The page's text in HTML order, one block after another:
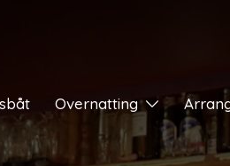
Overnatting